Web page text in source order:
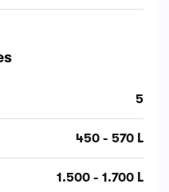
5
450 - 570 L
1.500 - 1.700 L